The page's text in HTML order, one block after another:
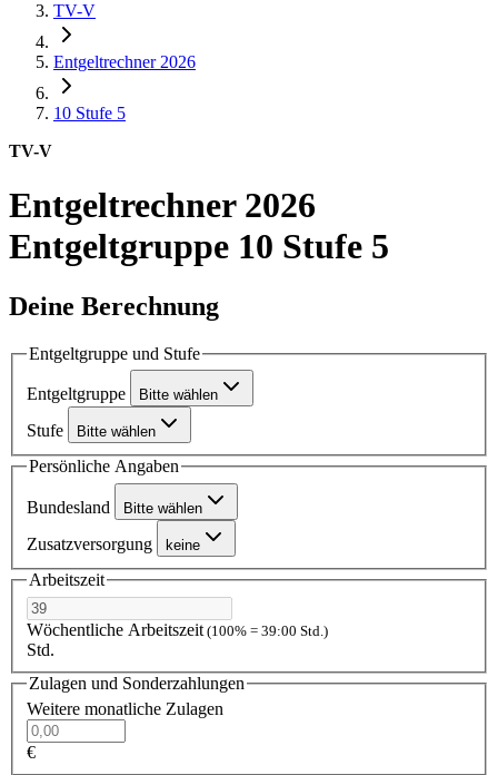
TV-V
Entgeltrechner 2026
10 Stufe 5
TV-V
Entgeltrechner 2026
Entgeltgruppe 10 Stufe 5
Deine Berechnung
Entgeltgruppe und Stufe
Entgeltgruppe Bitte wählen
Stufe Bitte wählen
Persönliche Angaben
Bundesland Bitte wählen
Zusatzversorgung keine
Arbeitszeit
Wöchentliche Arbeitszeit (100% = 39:00 Std.)
Std.
Zulagen und Sonderzahlungen
Weitere monatliche Zulagen
€